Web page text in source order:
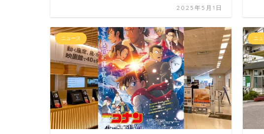
2025年5月1日
ニュース ニ